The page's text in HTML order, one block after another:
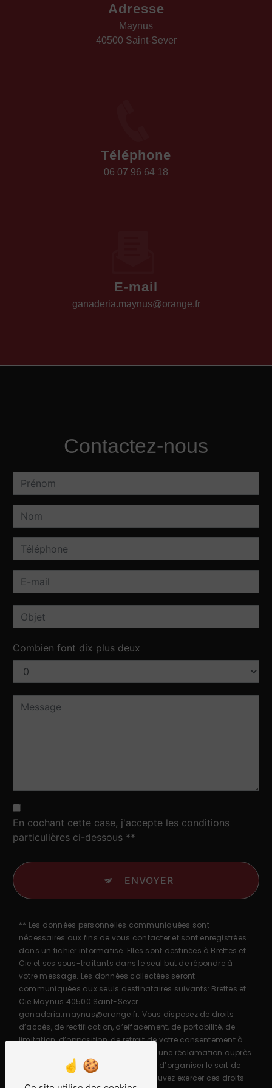
Adresse
Maynus
40500 Saint-Sever
Téléphone
06 07 96 64 18
E-mail
ganaderia.maynus@orange.fr
Contactez-nous
Combien font dix plus deux
En cochant cette case, j'accepte les conditions
particulières ci-dessous **
ENVOYER
** Les données personnelles communiquées sont
nécessaires aux fins de vous contacter et sont enregistrées
dans un fichier informatisé. Elles sont destinées à Brettes et
Cie et ses sous-traitants dans le seul but de répondre à
votre message. Les données collectées seront
communiquées aux seuls destinataires suivants: Brettes et
Cie Maynus 40500 Saint-Sever
ganaderia.maynus@orange.fr. Vous disposez de droits
d’accès, de rectification, d’effacement, de portabilité, de
limitation, d’opposition, de retrait de votre consentement à
tout moment et du droit d’introduire une réclamation auprès
d’une autorité de contrôle, ainsi que d’organiser le sort de
vos données post-mortem. Vous pouvez exercer ces droits